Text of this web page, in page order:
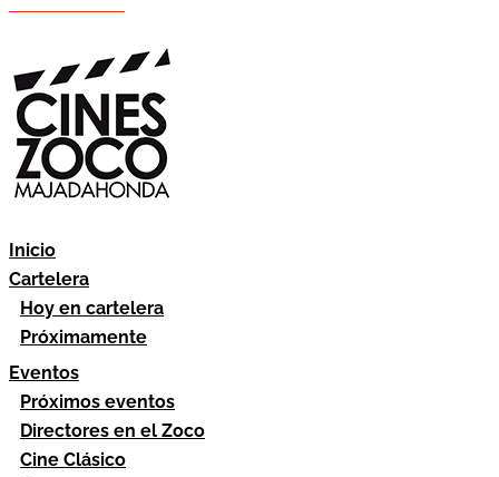
Inicio
Cartelera
Hoy en cartelera
Próximamente
Eventos
Próximos eventos
Directores en el Zoco
Cine Clásico